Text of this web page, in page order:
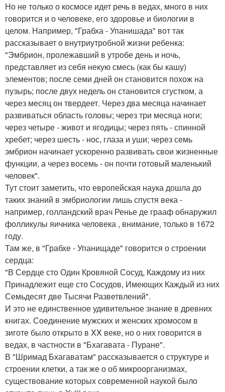
Но не только о космосе идет речь в ведах, много в них
говорится и о человеке, его здоровье и биологии в
целом. Например, "Грабха - Упанишада" вот так
рассказывает о внутриутробной жизни ребенка:
"Эмбрион, пролежавший в утробе день и ночь,
представляет из себя некую смесь (как бы кашу)
элементов; после семи дней он становится похож на
пузырь; после двух недель он становится сгустком, а
через месяц он твердеет. Через два месяца начинает
развиваться область головы; через три месяца ноги;
через четыре - живот и ягодицы; через пять - спинной
хребет; через шесть - нос, глаза и уши; через семь
эмбрион начинает ускоренно развивать свои жизненные
функции, а через восемь - он почти готовый маленький
человек".
Тут стоит заметить, что европейская наука дошла до
таких знаний в эмбриологии лишь спустя века -
например, голландский врач Ренье де грааф обнаружил
фолликулы яичника человека , внимание, только в 1672
году.
Там же, в "Грабхе - Упанищаде" говорится о строении
сердца:
"В Сердце сто Один Кровяной Сосуд, Каждому из них
Принадлежит еще сто Сосудов, Имеющих Каждый из них
Семьдесят две Тысячи Разветвлений".
И это не единственное удивительное знание в древних
книгах. Соединение мужских и женских хромосом в
зиготе было открыто в XX веке, но о них говорится в
ведах, в частности в "Бхагавата - Пуране".
В "Шримад Бхагаватам" рассказывается о структуре и
строении клетки, а так же о об микроорганизмах,
существование которых современной наукой было